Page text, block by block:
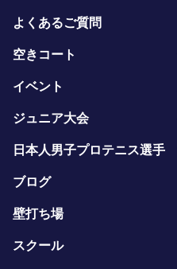
よくあるご質問
空きコート
イベント
ジュニア大会
日本人男子プロテニス選手
ブログ
壁打ち場
スクール